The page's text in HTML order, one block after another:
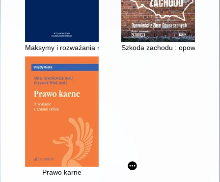
Maksymy i rozważania moralneSzkoda zachodu : opowieści z
Prawo karne